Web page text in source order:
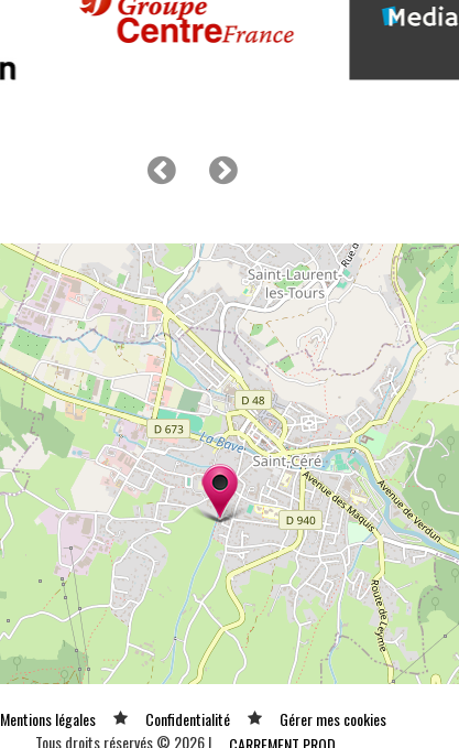
Mentions légales Confidentialité
Gérer mes cookies
Tous droits réservés © 2026 |